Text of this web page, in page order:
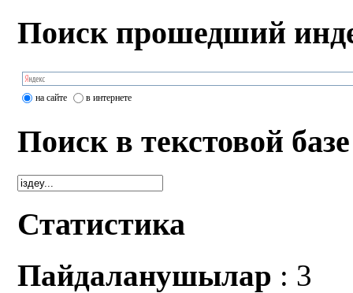
Поиск прошедший
на сайте в интернете
Поиск в текстовой базе
Статистика
Пайдаланушылар : 3